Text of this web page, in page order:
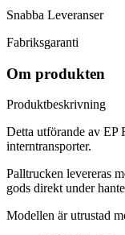
Snabba Leveranser
Fabriksgaranti
Om produkten
Produktbeskrivning
Detta utförande av EP
interntransporter.
Palltrucken levereras
gods direkt under
Modellen är utrustad